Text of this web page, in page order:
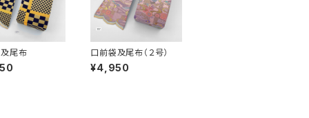
尾布 口前袋及尾布（２号）
¥4,950